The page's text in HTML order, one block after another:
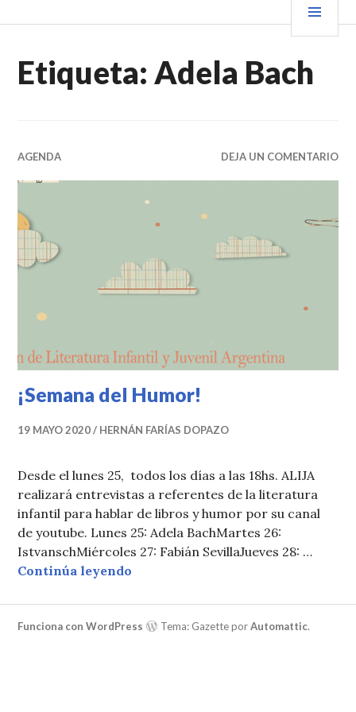
al VENDER+LIBROS NOTICIAS
Etiqueta: Adela Bach
AGENDA DEJA UN COMENTARIO
¡Semana del Humor!
19 MAYO 2020 HERNÁN FARÍAS DOPAZO
Desde el lunes 25, todos los días a las 18hs. ALIJA
realizará entrevistas a referentes de la literatura
infantil para hablar de libros y humor por su canal
de youtube. Lunes 25: Adela BachMartes 26:
IstvanschMiércoles 27: Fabián SevillaJueves 28: …
Continúa leyendo
Funciona con WordPress Tema: Gazette porAutomattic.